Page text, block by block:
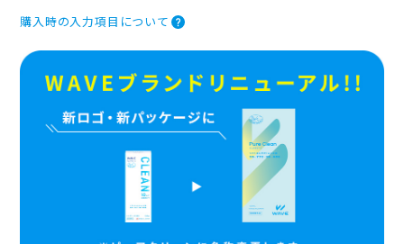
7
t
r
a
t
購入時の入力項目について